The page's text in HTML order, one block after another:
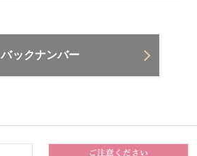
バックナンバー